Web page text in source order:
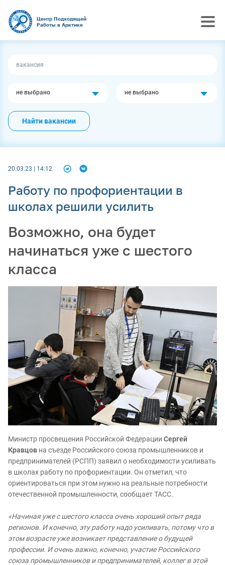
Центр Подходящей
Работы в Арктике
не выбрано не выбрано
Найти вакансии
20.03.23 | 14:12
Работу по профориентации в
школах решили усилить
Возможно, она будет
начинаться уже с шестого
класса
Министр просвещения Российской Федерации Сергей
Кравцов на съезде Российского союза промышленников и
предпринимателей (РСПП) заявил о необходимости усиливать
в школах работу по профориентации. Он отметил, что
ориентироваться при этом нужно на реальные потребности
отечественной промышленности, сообщает ТАСС.
«Начиная уже с шестого класса очень хороший опыт ряда
регионов. И конечно, эту работу надо усиливать, потому что в
этом возрасте уже возникает представление о будущей
профессии. И очень важно, конечно, участие Российского
союза промышленников и предпринимателей, коллег в этой